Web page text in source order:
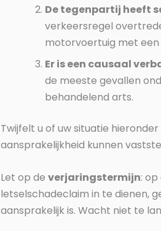
De tegenpartij heeft
verkeersregel
motorvoertuig met een
Er is een causaal
de meeste gevallen
behandelend arts.
Twijfelt u of uw situatie
aansprakelijkheid kunnen
Let op de verjaringstermijn:
letselschadeclaim in te dienen,
aansprakelijk is. Wacht niet te